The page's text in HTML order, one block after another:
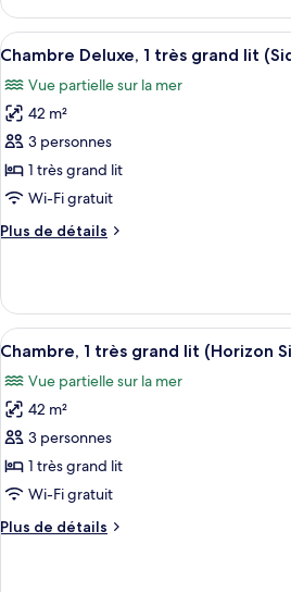
lits
une
(Horizon
Side
Harbour
View)
le
type
de
Chambre,
2
une
place
(Horizon
Side
Harbour
Afficher
toutes
les
photos
pour
ce
type
chambre :
très
lit
(Side
Harbor
View)
Une
6
Chambre Deluxe, 1 très grand lit
Vue partielle sur la mer
42 m²
3 personnes
1 très grand lit
Wi-Fi gratuit
Plus de détails
Plus
le
type
de
Chambre
Deluxe,
très
grand
lit
(Side
Harbor
Afficher
toutes
les
photos
pour
ce
type
chambre :
Une
6
Chambre, 1 très grand lit (Horizon
Vue partielle sur la mer
42 m²
3 personnes
1 très grand lit
Wi-Fi gratuit
Plus de détails
Plus